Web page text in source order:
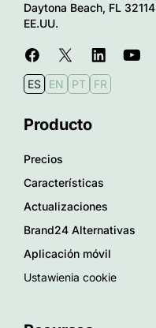
Daytona Beach, FL 32114
EE.UU.
ES EN PT FR
Producto
Precios
Características
Actualizaciones
Brand24 Alternativas
Aplicación móvil
Ustawienia cookie